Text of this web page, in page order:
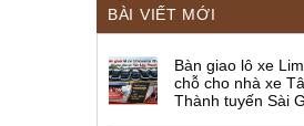
BÀI VIẾT MỚI
Bàn giao lô xe
chỗ cho nhà xe
Thành tuyến Sài